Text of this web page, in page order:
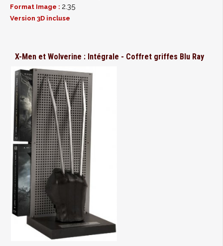
Format Image : 2.35
Version 3D incluse
X-Men et Wolverine : Intégrale - Coffret griffes Blu Ray